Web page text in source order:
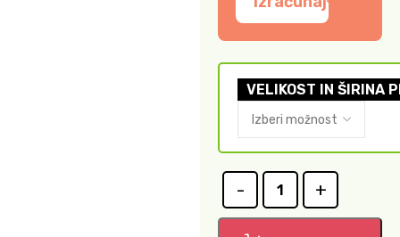
VELIKOST IN ŠIRINA